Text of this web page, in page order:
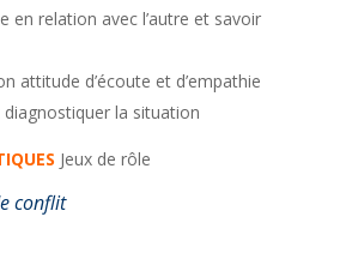
en relation avec l’autre et savoir
attitude d’écoute et d’empathie
la situation
Jeux de rôle
conflit